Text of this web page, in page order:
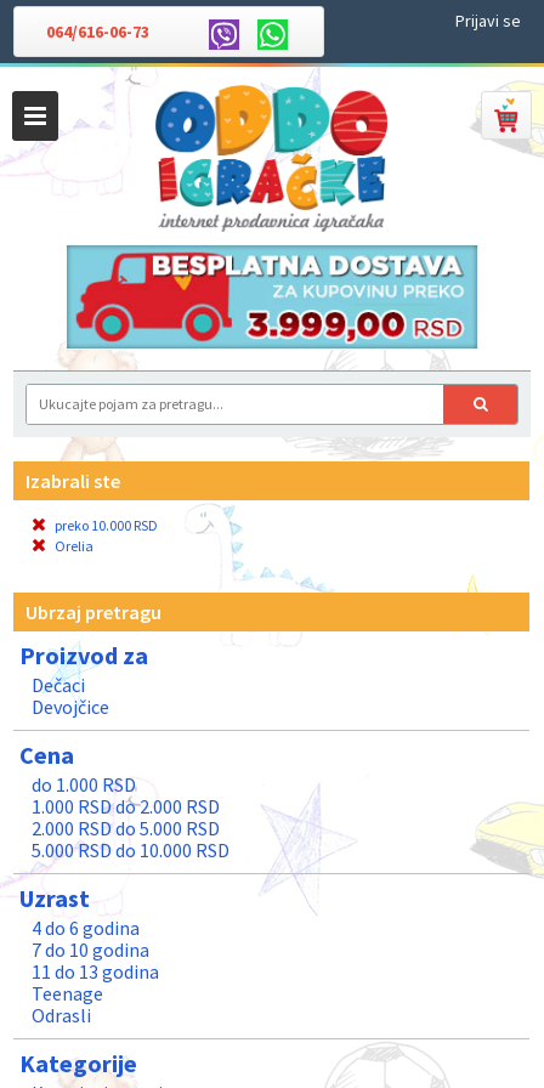
064/616-06-73 Prijavi se
Izabrali ste
preko 10.000 RSD
Orelia
Ubrzaj pretragu
Proizvod za
Dečaci
Devojčice
Cena
do 1.000 RSD
1.000 RSD do 2.000 RSD
2.000 RSD do 5.000 RSD
5.000 RSD do 10.000 RSD
Uzrast
4 do 6 godina
7 do 10 godina
11 do 13 godina
Teenage
Odrasli
Kategorije